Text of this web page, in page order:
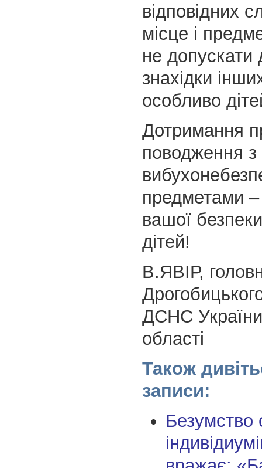
відповідних
місце і
не допускати
знахідки
особливо
Дотримання
поводження з
предметами
вашої
дітей!
В.ЯВІР,
ДСНС України
області
Також
записи:
Безумство